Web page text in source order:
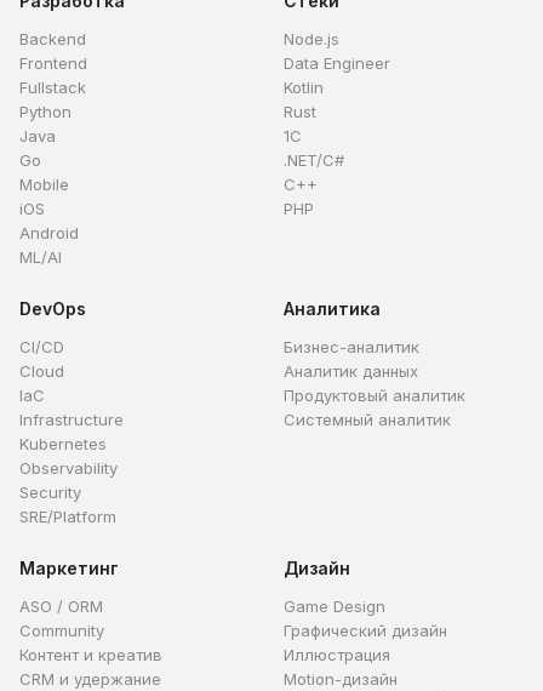
Backend
Frontend
Fullstack
Python
Java
Go
Mobile
iOS
Android
ML/AI
Node.js
Data Engineer
Kotlin
Rust
1C
.NET/C#
C++
PHP
DevOps
CI/CD
Cloud
IaC
Infrastructure
Kubernetes
Observability
Security
SRE/Platform
Аналитика
Бизнес-аналитик
Аналитик данных
Продуктовый аналитик
Системный аналитик
Маркетинг
ASO / ORM
Community
Контент и креатив
CRM и удержание
Дизайн
Game Design
Графический дизайн
Иллюстрация
Motion-дизайн